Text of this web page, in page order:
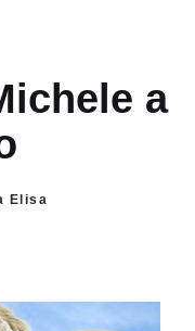
a
Elisa